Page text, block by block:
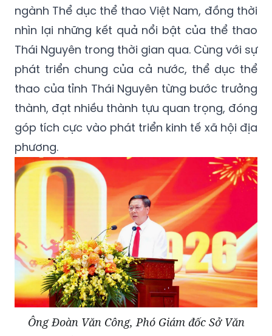
ngành Thể dục thể thao Việt Nam, đồng thời
nhìn lại những kết quả nổi bật của thể thao
Thái Nguyên trong thời gian qua. Cùng với sự
phát triển chung của cả nước, thể dục thể
thao của tỉnh Thái Nguyên từng bước trưởng
thành, đạt nhiều thành tựu quan trọng, đóng
góp tích cực vào phát triển kinh tế xã hội địa
phương.
Ông Đoàn Văn Công, Phó Giám đốc Sở Văn